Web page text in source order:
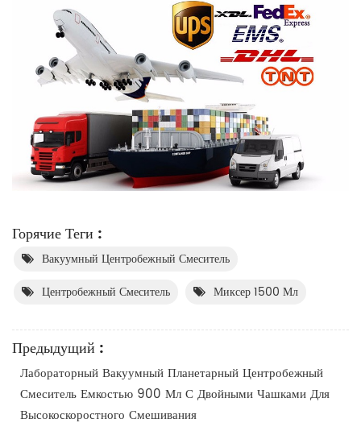
Горячие Теги :
Вакуумный Центробежный Смеситель
Центробежный Смеситель
Миксер 1500 Мл
Предыдущий :
Лабораторный Вакуумный Планетарный Центробежный
Смеситель Емкостью 900 Мл С Двойными Чашками Для
Высокоскоростного Смешивания